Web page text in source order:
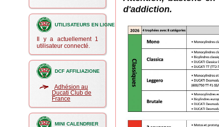
UTILISATEURS EN LIGNE
Il y a actuellement 1
utilisateur connecté.
DCF AFFILIAZIONE
Adhésion au
Ducati Club de
France
MINI CALENDRIER
d'addiction.